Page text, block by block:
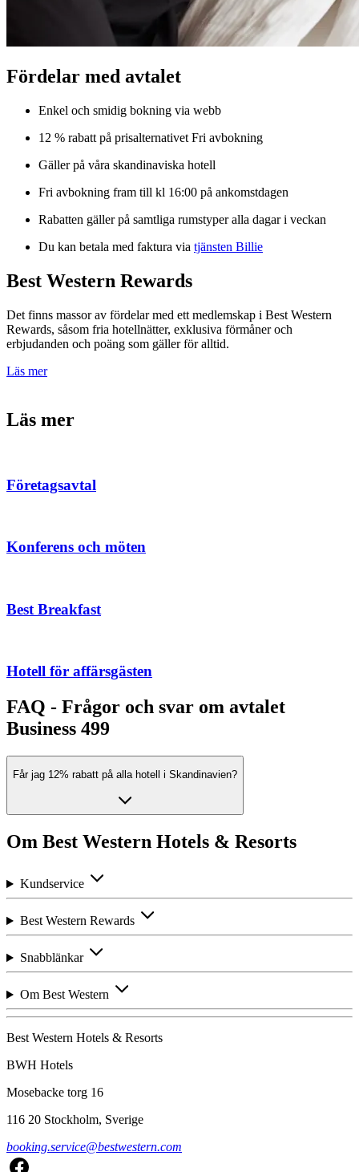
Fördelar med avtalet
Enkel och smidig bokning via webb
12 % rabatt på prisalternativet Fri avbokning
Gäller på våra skandinaviska hotell
Fri avbokning fram till kl 16:00 på ankomstdagen
Rabatten gäller på samtliga rumstyper alla dagar i veckan
Du kan betala med faktura via tjänsten Billie
Best Western Rewards
Det finns massor av fördelar med ett medlemskap i Best Western
Rewards, såsom fria hotellnätter, exklusiva förmåner och
erbjudanden och poäng som gäller för alltid.
Läs mer
Läs mer
Företagsavtal
Konferens och möten
Best Breakfast
Hotell för affärsgästen
FAQ - Frågor och svar om avtalet
Business 499
Får jag 12% rabatt på alla hotell i Skandinavien?
Om Best Western Hotels & Resorts
Kundservice
Best Western Rewards
Snabblänkar
Om Best Western
Best Western Hotels & Resorts
BWH Hotels
Mosebacke torg 16
116 20 Stockholm, Sverige
booking.service@bestwestern.com